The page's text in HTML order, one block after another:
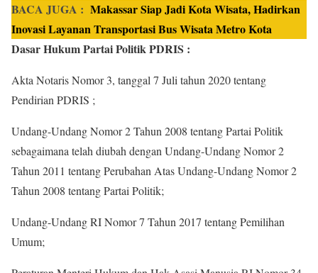
BACA JUGA : Makassar Siap Jadi Kota Wisata, Hadirkan
Inovasi Layanan Transportasi Bus Wisata Metro Kota
Dasar Hukum Partai Politik PDRIS :
Akta Notaris Nomor 3, tanggal 7 Juli tahun 2020 tentang
Pendirian PDRIS ;
Undang-Undang Nomor 2 Tahun 2008 tentang Partai Politik
sebagaimana telah diubah dengan Undang-Undang Nomor 2
Tahun 2011 tentang Perubahan Atas Undang-Undang Nomor 2
Tahun 2008 tentang Partai Politik;
Undang-Undang RI Nomor 7 Tahun 2017 tentang Pemilihan
Umum;